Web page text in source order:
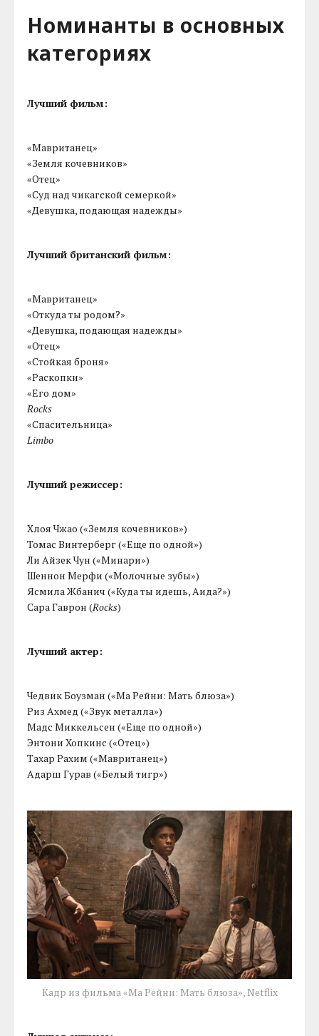
Номинанты в основных
категориях
Лучший фильм:
«Мавританец»
«Земля кочевников»
«Отец»
«Суд над чикагской семеркой»
«Девушка, подающая надежды»
Лучший британский фильм:
«Мавританец»
«Откуда ты родом?»
«Девушка, подающая надежды»
«Отец»
«Стойкая броня»
«Раскопки»
«Его дом»
Rocks
«Спасительница»
Limbo
Лучший режиссер:
Хлоя Чжао («Земля кочевников»)
Томас Винтерберг («Еще по одной»)
Ли Айзек Чун («Минари»)
Шеннон Мерфи («Молочные зубы»)
Ясмила Жбанич («Куда ты идешь, Аида?»)
Сара Гаврон (Rocks)
Лучший актер:
Чедвик Боузман («Ма Рейни: Мать блюза»)
Риз Ахмед («Звук металла»)
Мадс Миккельсен («Еще по одной»)
Энтони Хопкинс («Отец»)
Тахар Рахим («Мавританец»)
Адарш Гурав («Белый тигр»)
Кадр из фильма «Ма Рейни: Мать блюза», Netflix